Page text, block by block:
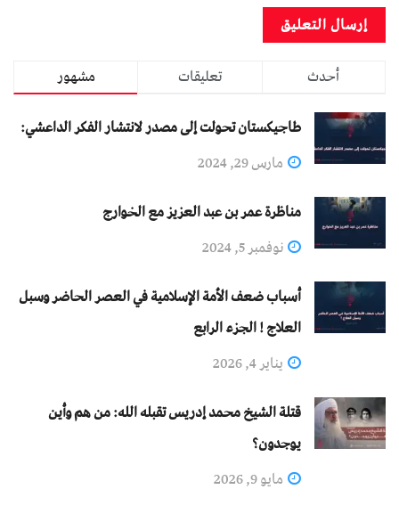
مشهور تعليقات
أحدث
طاجيكستان تحولت إلى مصدر لانتشار الفكر الداعشي:
مارس 29, 2024
مناظرة عمر بن عبد العزيز مع الخوارج
نوفمبر 5, 2024
أسباب ضعف الأمة الإسلامية في العصر الحاضر وسبل
العلاج ! الجزء الرابع
يناير 4, 2026
قتلة الشيخ محمد إدريس تقبله الله: من هم وأين
يوجدون؟
مايو 9, 2026